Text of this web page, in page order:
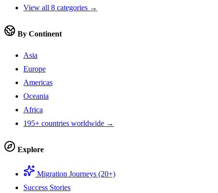
View all 8 categories →
By Continent
Asia
Europe
Americas
Oceania
Africa
195+ countries worldwide →
Explore
Migration Journeys (20+)
Success Stories